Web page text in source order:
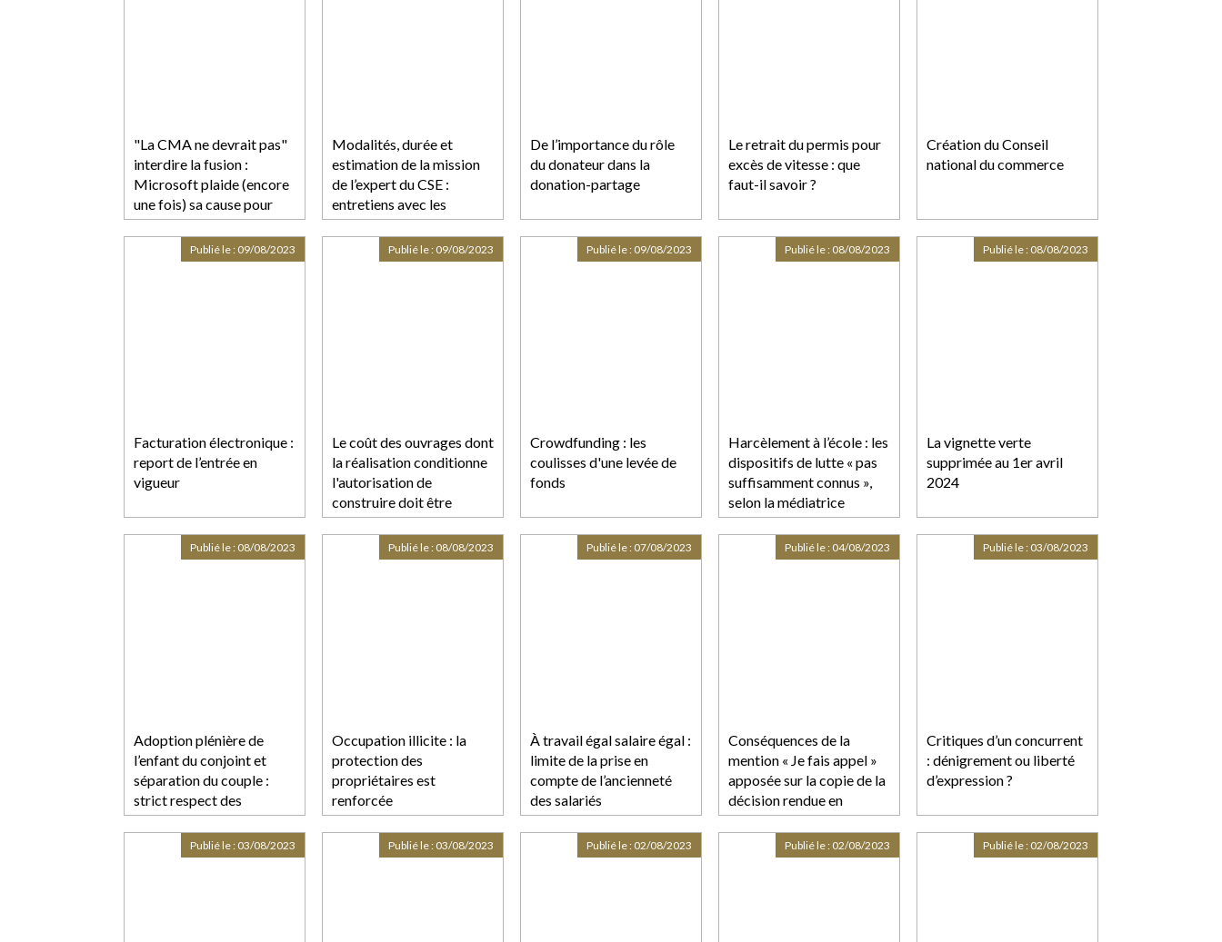
"La CMA ne devrait pas"
interdire la fusion :
Microsoft plaide (encore
une fois) sa cause pour
l’acquisition d’Activision-
Modalités, durée et
estimation de la mission
de l’expert du CSE :
entretiens avec les
salariés ?
De l’importance du rôle
du donateur dans la
donation-partage
Le retrait du permis pour
excès de vitesse : que
faut-il savoir ?
Création du Conseil
national du commerce
Facturation électronique :
report de l’entrée en
vigueur
Publié le : 09/08/2023
Le coût des ouvrages dont
la réalisation conditionne
l'autorisation de
construire doit être
intégré dans le prix
forfaitaire, sinon faire
l’objet d’un chiffrage
Publié le : 09/08/2023
Crowdfunding : les
coulisses d'une levée de
fonds
Publié le : 09/08/2023
Harcèlement à l’école : les
dispositifs de lutte « pas
suffisamment connus »,
selon la médiatrice
Publié le : 08/08/2023
La vignette verte
supprimée au 1er avril
2024
Publié le : 08/08/2023
Adoption plénière de
l’enfant du conjoint et
séparation du couple :
strict respect des
conditions de la loi
Publié le : 08/08/2023
Occupation illicite : la
protection des
propriétaires est
renforcée
Publié le : 08/08/2023
À travail égal salaire égal :
limite de la prise en
compte de l’ancienneté
des salariés
Publié le : 07/08/2023
Conséquences de la
mention « Je fais appel »
apposée sur la copie de la
décision rendue en
matière de détention
provisoire, préalablement
signée par le greffier du
Publié le : 04/08/2023
Critiques d’un concurrent
: dénigrement ou liberté
d’expression ?
Publié le : 03/08/2023
Publié le : 03/08/2023 Publié le : 03/08/2023 Publié le : 02/08/2023 Publié le : 02/08/2023 Publié le : 02/08/2023